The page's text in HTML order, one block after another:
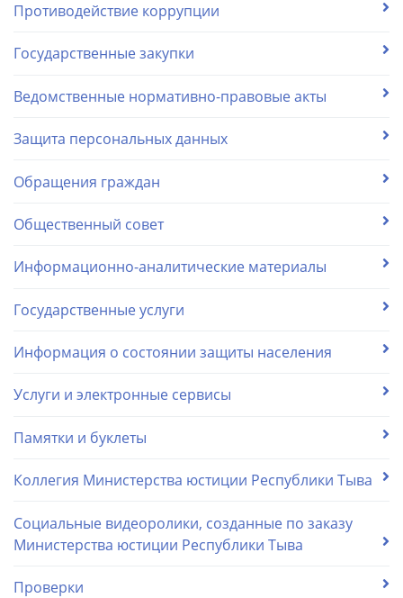
Противодействие коррупции
Государственные закупки
Ведомственные нормативно-правовые акты
Защита персональных данных
Обращения граждан
Общественный совет
Информационно-аналитические материалы
Государственные услуги
Информация о состоянии защиты населения
Услуги и электронные сервисы
Памятки и буклеты
Коллегия Министерства юстиции Республики Тыва
Социальные видеоролики, созданные по заказу
Министерства юстиции Республики Тыва
Проверки